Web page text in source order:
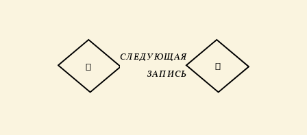
ПРЕДЫДУЩАЯ
ЗАПИСЬ
СЛЕДУЮЩАЯ
ЗАПИСЬ